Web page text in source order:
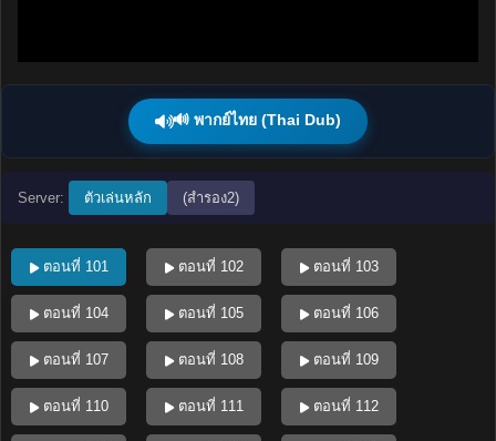
🔊 พากย์ไทย (Thai Dub)
Server: ตัวเล่นหลัก (สำรอง2)
ตอนที่ 101 ตอนที่ 102 ตอนที่ 103
ตอนที่ 104 ตอนที่ 105 ตอนที่ 106
ตอนที่ 107 ตอนที่ 108 ตอนที่ 109
ตอนที่ 110 ตอนที่ 111 ตอนที่ 112